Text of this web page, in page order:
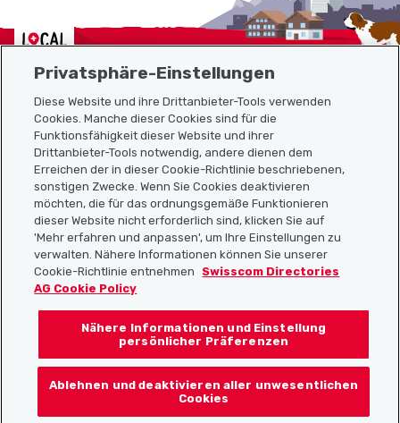
Localcities
Sitemap
Nützliche Links
Localcities App herunterladen
Folgt uns auf:
Privatsphäre-Einstellungen
Diese Website und ihre Drittanbieter-Tools verwenden
Cookies. Manche dieser Cookies sind für die
Funktionsfähigkeit dieser Website und ihrer
Drittanbieter-Tools notwendig, andere dienen dem
Erreichen der in dieser Cookie-Richtlinie beschriebenen,
sonstigen Zwecke. Wenn Sie Cookies deaktivieren
möchten, die für das ordnungsgemäße Funktionieren
dieser Website nicht erforderlich sind, klicken Sie auf
'Mehr erfahren und anpassen', um Ihre Einstellungen zu
verwalten. Nähere Informationen können Sie unserer
Cookie-Richtlinie entnehmen
Swisscom Directories
AG Cookie Policy
Nähere Informationen und Einstellung
persönlicher Präferenzen
Ablehnen und deaktivieren aller unwesentlichen
Cookies